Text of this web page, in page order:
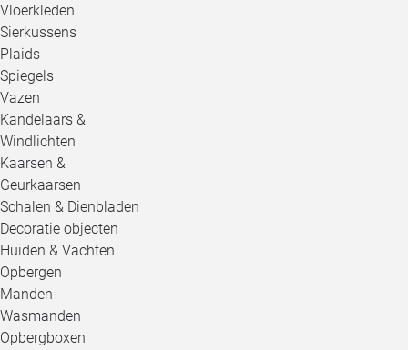
Vloerkleden
Sierkussens
Plaids
Spiegels
Vazen
Kandelaars &
Windlichten
Kaarsen &
Geurkaarsen
Schalen & Dienbladen
Decoratie objecten
Huiden & Vachten
Opbergen
Manden
Wasmanden
Opbergboxen